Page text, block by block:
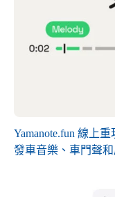
Yamanote.fun 線上
發車音樂、車門聲